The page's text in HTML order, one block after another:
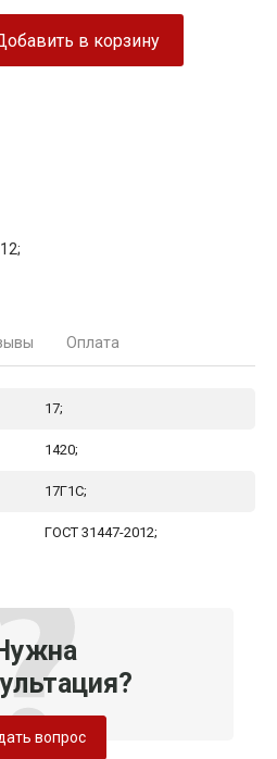
в корзину
Оплата
17;
1420;
17Г1С;
ГОСТ 31447-2012;
вопрос